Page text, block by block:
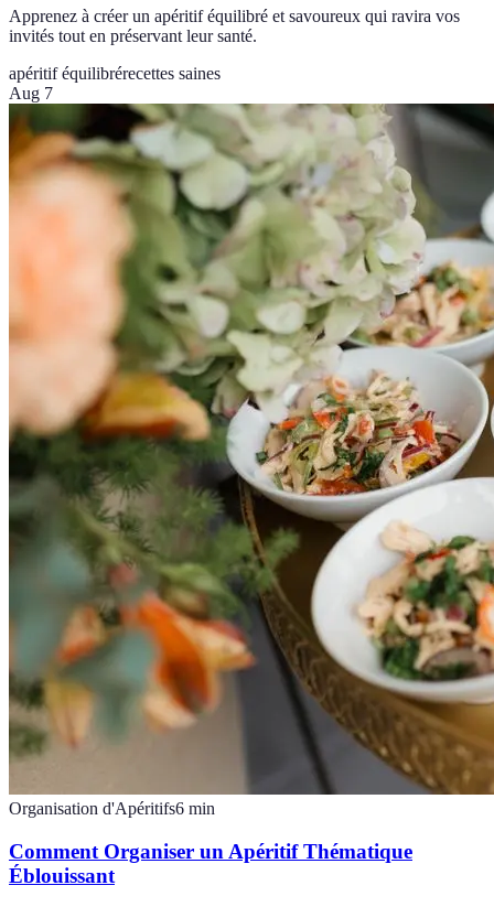
Apprenez à créer un apéritif équilibré et savoureux qui ravira vos
invités tout en préservant leur santé.
apéritif équilibrérecettes saines
Aug 7
Organisation d'Apéritifs6 min
Comment Organiser un Apéritif Thématique
Éblouissant